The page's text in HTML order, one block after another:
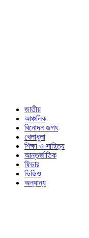
জাতীয়
আঞ্চলিক
বিনোদন জগৎ
খেলাধুলা
শিক্ষা ও সাহিত্য
আন্তর্জাতিক
ফিচার
ভিডিও
অন্যান্য